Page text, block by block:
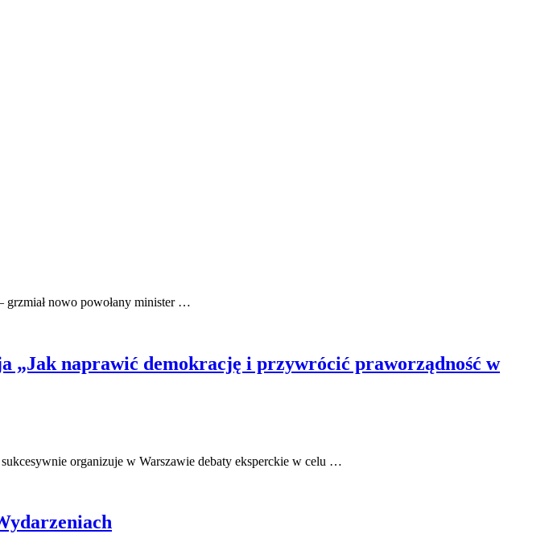
grzmiał nowo powołany minister …
„Jak naprawić demokrację i przywrócić praworządność w
organizuje w Warszawie debaty eksperckie w celu …